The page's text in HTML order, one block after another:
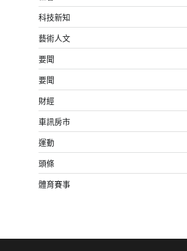
科技新知
藝術人文
要聞
要聞
財經
車訊房市
運動
頭條
體育賽事